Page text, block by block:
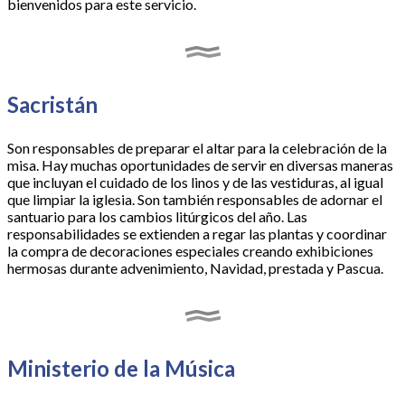
bienvenidos para este servicio.
Sacristán
Son responsables de preparar el altar para la celebración de la
misa. Hay muchas oportunidades de servir en diversas maneras
que incluyan el cuidado de los linos y de las vestiduras, al igual
que limpiar la iglesia. Son también responsables de adornar el
santuario para los cambios litúrgicos del año. Las
responsabilidades se extienden a regar las plantas y coordinar
la compra de decoraciones especiales creando exhibiciones
hermosas durante advenimiento, Navidad, prestada y Pascua.
Ministerio de la Música